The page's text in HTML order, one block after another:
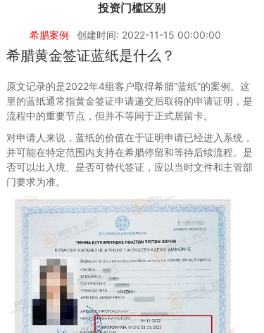
投资门槛区别
创建时间: 2022-11-15 00:00:00
希腊案例
希腊黄金签证蓝纸是什么？
原文记录的是2022年4组客户取得希腊“蓝纸”的案例。这
里的蓝纸通常指黄金签证申请递交后取得的申请证明，是
流程中的重要节点，但并不等同于正式居留卡。
对申请人来说，蓝纸的价值在于证明申请已经进入系统，
并可能在特定范围内支持在希腊停留和等待后续流程。是
否可以出入境、是否可替代签证，应以当时文件和主管部
门要求为准。